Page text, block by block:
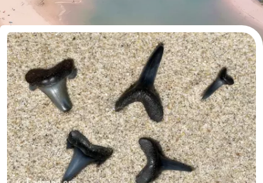
Meersee
Beach
Resort
Nieuwvliet-
Bad
-
De
Meulinge
-
EuroParcs
Cadzand
-
Hoogduin
-
Noordzee
Résidence
Cadzand-
-
Resort
Nieuwvliet-
-
Schoneveld
-